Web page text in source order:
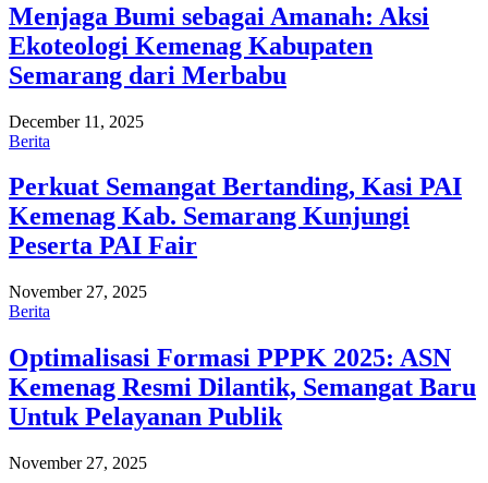
Menjaga Bumi sebagai Amanah: Aksi
Ekoteologi Kemenag Kabupaten
Semarang dari Merbabu
December 11, 2025
Berita
Perkuat Semangat Bertanding, Kasi PAI
Kemenag Kab. Semarang Kunjungi
Peserta PAI Fair
November 27, 2025
Berita
Optimalisasi Formasi PPPK 2025: ASN
Kemenag Resmi Dilantik, Semangat Baru
Untuk Pelayanan Publik
November 27, 2025